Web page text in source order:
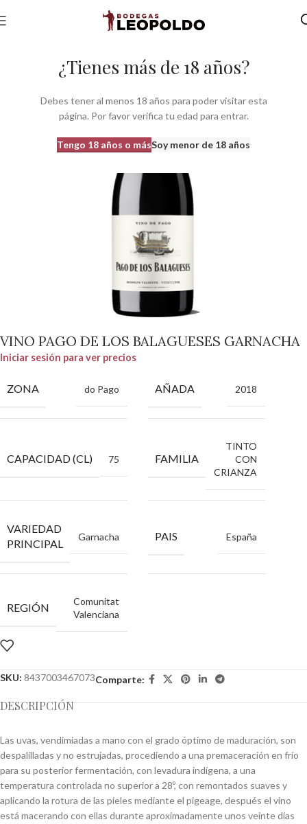
¿Tienes más de 18 años?
Debes tener al menos 18 años para poder visitar esta
página. Por favor verifica tu edad para entrar.
Tengo 18 años o másSoy menor de 18 años
Inicio Bodegas Com. Valenciana Bodegas do Utiel Requena
VINO PAGO DE LOS BALAGUESES GARNACHA
Iniciar sesión para ver precios
ZONA do Pago AÑADA 2018
CAPACIDAD (CL) 75 FAMILIA
TINTO
CON
CRIANZA
VARIEDAD
PRINCIPAL
Garnacha PAIS España
REGIÓN
Comunitat
Valenciana
SKU: 8437003467073Comparte:
DESCRIPCIÓN
Las uvas, vendimiadas a mano con el grado óptimo de maduración, son
despalilladas y no estrujadas, procediendo a una premaceración en frío
para su posterior fermentación, con levadura indígena, a una
temperatura controlada no superior a 28º, con remontados suaves y
aplicando la rotura de las pieles mediante el pigeage, después el vino
está macerando con ellas durante aproximadamente unos veinte días